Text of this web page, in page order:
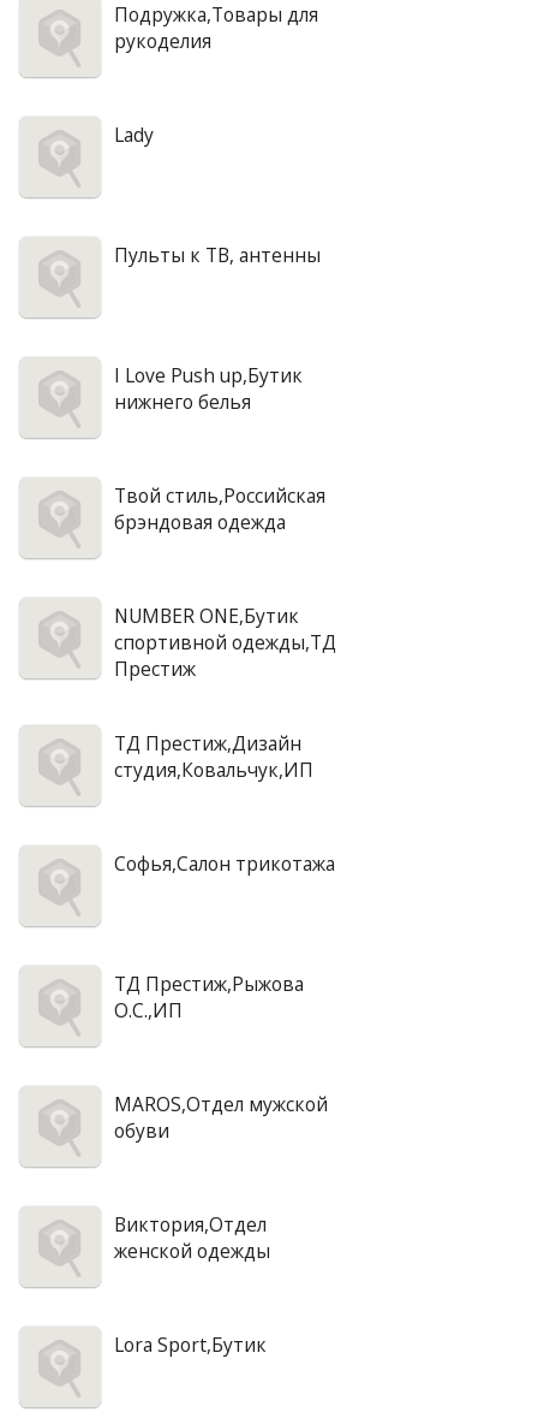
Подружка,Товары для
рукоделия
Lady
Пульты к ТВ, антенны
I Love Push up,Бутик
нижнего белья
Твой стиль,Российская
брэндовая одежда
NUMBER ONE,Бутик
спортивной одежды,ТД
Престиж
ТД Престиж,Дизайн
студия,Ковальчук,ИП
Софья,Салон трикотажа
ТД Престиж,Рыжова
О.С.,ИП
MAROS,Отдел мужской
обуви
Виктория,Отдел
женской одежды
Lora Sport,Бутик